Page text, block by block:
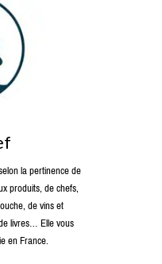
la pertinence de
produits, de chefs,
de vins et
livres… Elle vous
en France.